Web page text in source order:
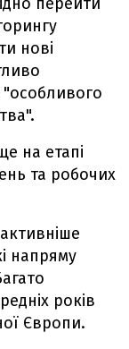
нові
"особливого
на етапі
та робочих
напряму
років
Європи.